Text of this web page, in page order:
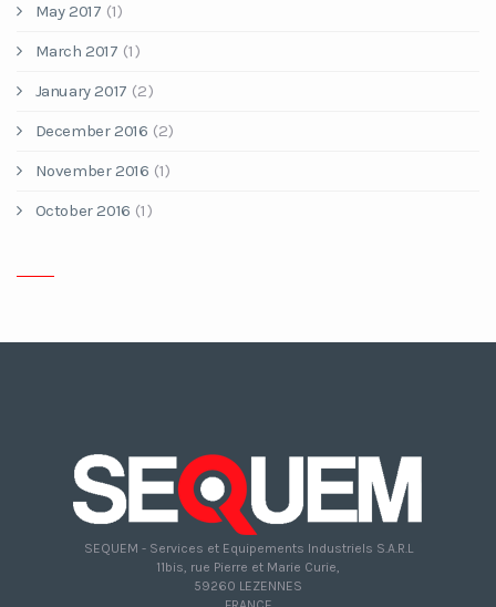
May 2017 (1)
March 2017 (1)
January 2017 (2)
December 2016 (2)
November 2016 (1)
October 2016 (1)
SEQUEM - Services et Equipements Industriels S.A.R.L
11bis, rue Pierre et Marie Curie,
59260 LEZENNES